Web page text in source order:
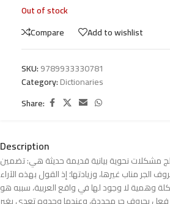
Out of stock
Compare
Add to wishlist
SKU:9789933330781
Category:Dictionaries
Share:
Description
مشكلات نحوية بيانية قديمة حديثة هي: تضمين
الجر مناب غيرها، وزيادتها؛ إذ القول بهذه الآراء
وهمية لا وجود لها في واقع العربية، سببه هو